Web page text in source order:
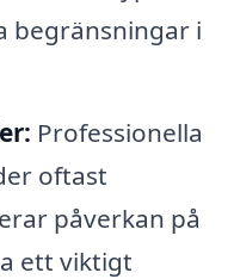
begränsningar i
Professionella
oftast
påverkan på
ett viktigt